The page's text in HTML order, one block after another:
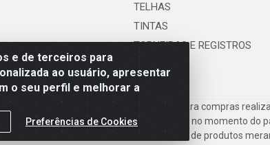
e de terceiros para
ao usuário, apresentar
o seu perfil e melhorar a
Preferências de Cookies
TELHAS
TINTAS
TORNEIRAS E REGISTROS
de pagamento e frete são válidos para compras
for exibido no carrinho de compras do site no momento do
Imagens de produtos